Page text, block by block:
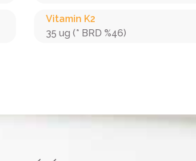
Vitamin K2
35 ug (* BRD %46)